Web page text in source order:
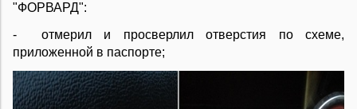
"ФОРВАРД":
- отмерил и просверлил отверстия по схеме,
приложенной в паспорте;